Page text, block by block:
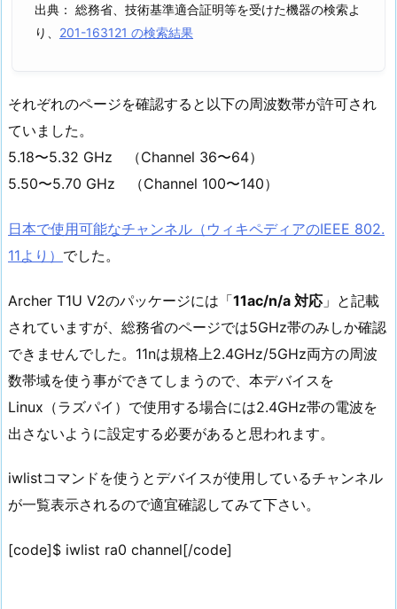
出典： 総務省、技術基準適合証明等を受けた機器の検索よ
り、 201-163121 の検索結果
それぞれのページを確認すると以下の周波数帯が許可され
ていました。
5.18〜5.32 GHz （Channel 36〜64）
5.50〜5.70 GHz （Channel 100〜140）
日本で使用可能なチャンネル（ウィキペディアのIEEE 802.
11より） でした。
Archer T1U V2のパッケージには「11ac/n/a 対応 」と記載
されていますが、総務省のページでは5GHz帯のみしか確認
できませんでした。11nは規格上2.4GHz/5GHz両方の周波
数帯域を使う事ができてしまうので、本デバイスを
Linux（ラズパイ）で使用する場合には2.4GHz帯の電波を
出さないように設定する必要があると思われます。
iwlistコマンドを使うとデバイスが使用しているチャンネル
が一覧表示されるので適宜確認してみて下さい。
[code]$ iwlist ra0 channel[/code]